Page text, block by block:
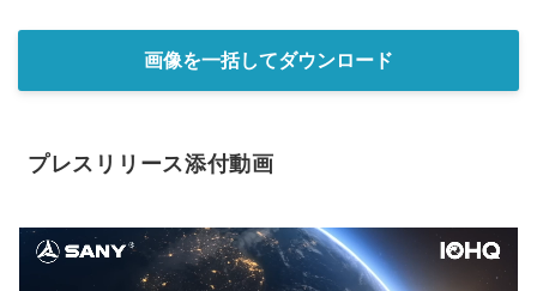
画像を一括してダウンロード
プレスリリース添付動画